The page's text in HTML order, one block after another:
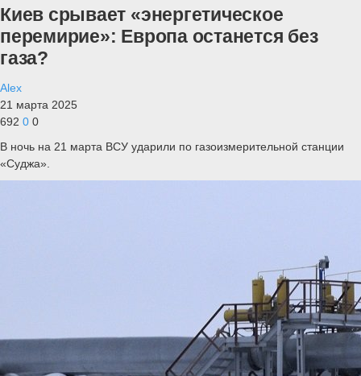
Киев срывает «энергетическое
перемирие»: Европа останется без
газа?
Alex
21 марта 2025
692 0 0
В ночь на 21 марта ВСУ ударили по газоизмерительной станции
«Суджа».